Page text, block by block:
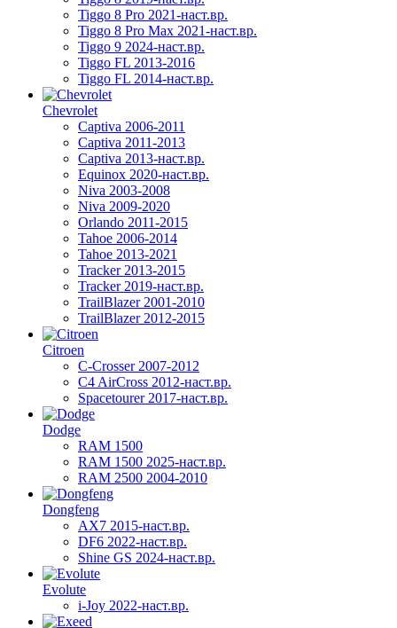
Tiggo 8 Pro 2021-наст.вр.
Tiggo 8 Pro Max 2021-наст.вр.
Tiggo 9 2024-наст.вр.
Tiggo FL 2013-2016
Tiggo FL 2014-наст.вр.
Chevrolet
Captiva 2006-2011
Captiva 2011-2013
Captiva 2013-наст.вр.
Equinox 2020-наст.вр.
Niva 2003-2008
Niva 2009-2020
Orlando 2011-2015
Tahoe 2006-2014
Tahoe 2013-2021
Tracker 2013-2015
Tracker 2019-наст.вр.
TrailBlazer 2001-2010
TrailBlazer 2012-2015
Citroen
C-Crosser 2007-2012
C4 AirCross 2012-наст.вр.
Spacetourer 2017-наст.вр.
Dodge
RAM 1500
RAM 1500 2025-наст.вр.
RAM 2500 2004-2010
Dongfeng
AX7 2015-наст.вр.
DF6 2022-наст.вр.
Shine GS 2024-наст.вр.
Evolute
i-Joy 2022-наст.вр.